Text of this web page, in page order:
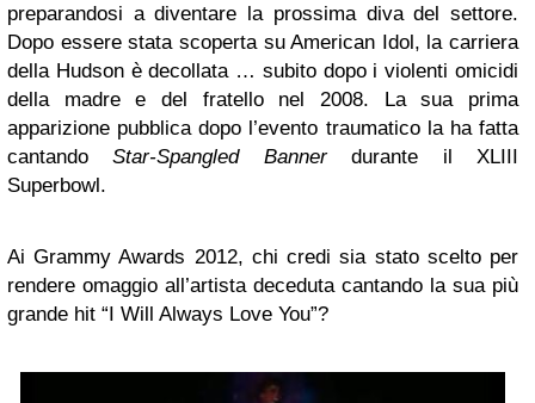
preparandosi a diventare la prossima diva del settore.
Dopo essere stata scoperta su American Idol, la carriera
della Hudson è decollata … subito dopo i violenti omicidi
della madre e del fratello nel 2008. La sua prima
apparizione pubblica dopo l’evento traumatico la ha fatta
cantandoStar-Spangled Bannerdurante il XLIII
Superbowl.
Ai Grammy Awards 2012, chi credi sia stato scelto per
rendere omaggio all’artista deceduta cantando la sua più
grande hit “I Will Always Love You”?